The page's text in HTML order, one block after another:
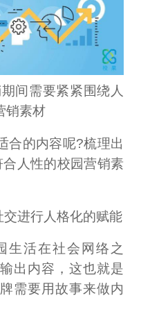
间需要紧紧围绕人
销素材
合的内容呢?梳理出
人性的校园营销素
进行人格化的赋能
生活在社会网络之
出内容，这也就是
需要用故事来做内